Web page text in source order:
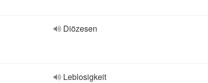
Diözesen
Leblosigkeit